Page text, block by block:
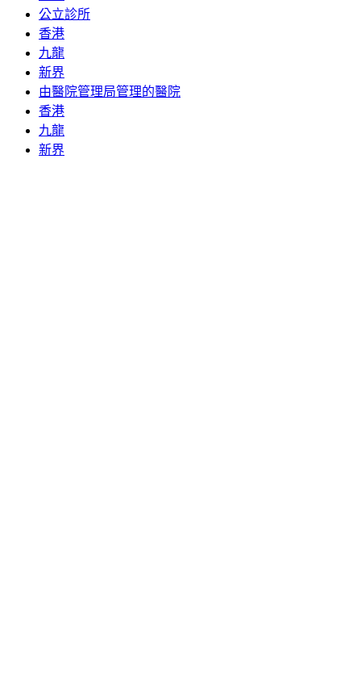
公立診所
香港
九龍
新界
由醫院管理局管理的醫院
香港
九龍
新界